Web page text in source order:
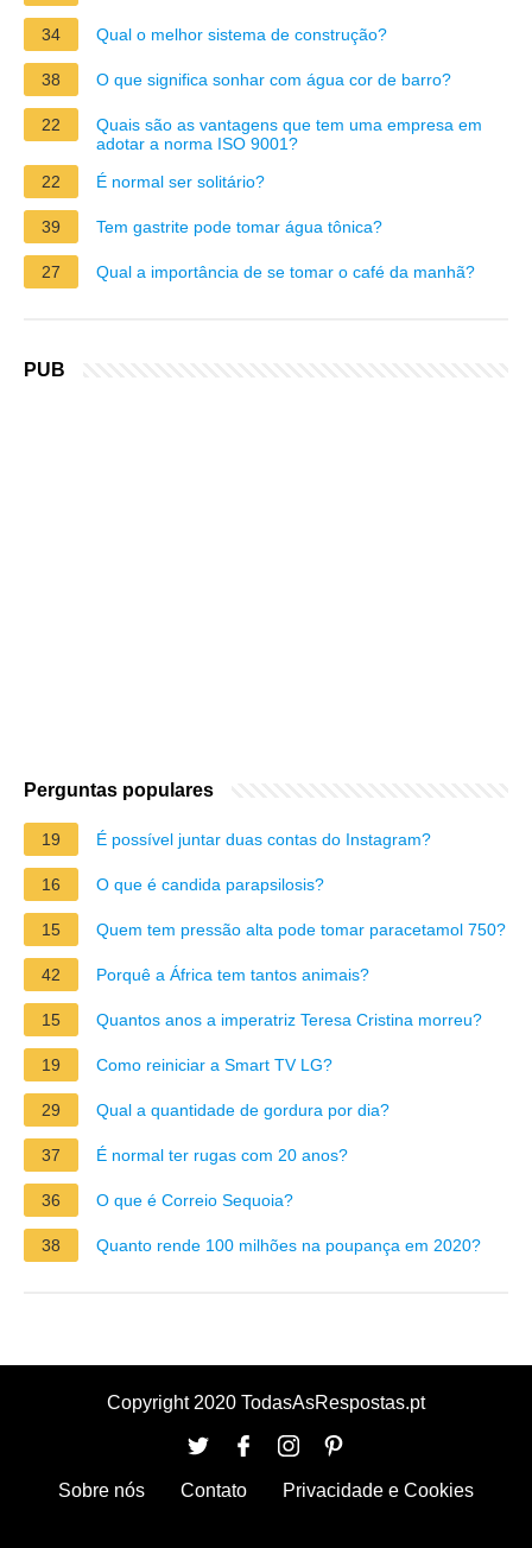
34 Qual o melhor sistema de construção?
38 O que significa sonhar com água cor de barro?
22
Quais são as vantagens que tem uma empresa em
adotar a norma ISO 9001?
22
É normal ser solitário?
39 Tem gastrite pode tomar água tônica?
27 Qual a importância de se tomar o café da manhã?
PUB
Perguntas populares
19 É possível juntar duas contas do Instagram?
16 O que é candida parapsilosis?
15 Quem tem pressão alta pode tomar paracetamol 750?
42 Porquê a África tem tantos animais?
15 Quantos anos a imperatriz Teresa Cristina morreu?
19 Como reiniciar a Smart TV LG?
29 Qual a quantidade de gordura por dia?
37 É normal ter rugas com 20 anos?
36 O que é Correio Sequoia?
38 Quanto rende 100 milhões na poupança em 2020?
Copyright 2020 TodasAsRespostas.pt
Sobre nós Contato Privacidade e Cookies